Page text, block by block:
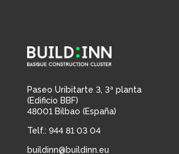
Paseo Uribitarte 3, 3ª planta
(Edificio BBF)
48001 Bilbao (España)
Telf.: 944 81 03 04
buildinn@buildinn.eu